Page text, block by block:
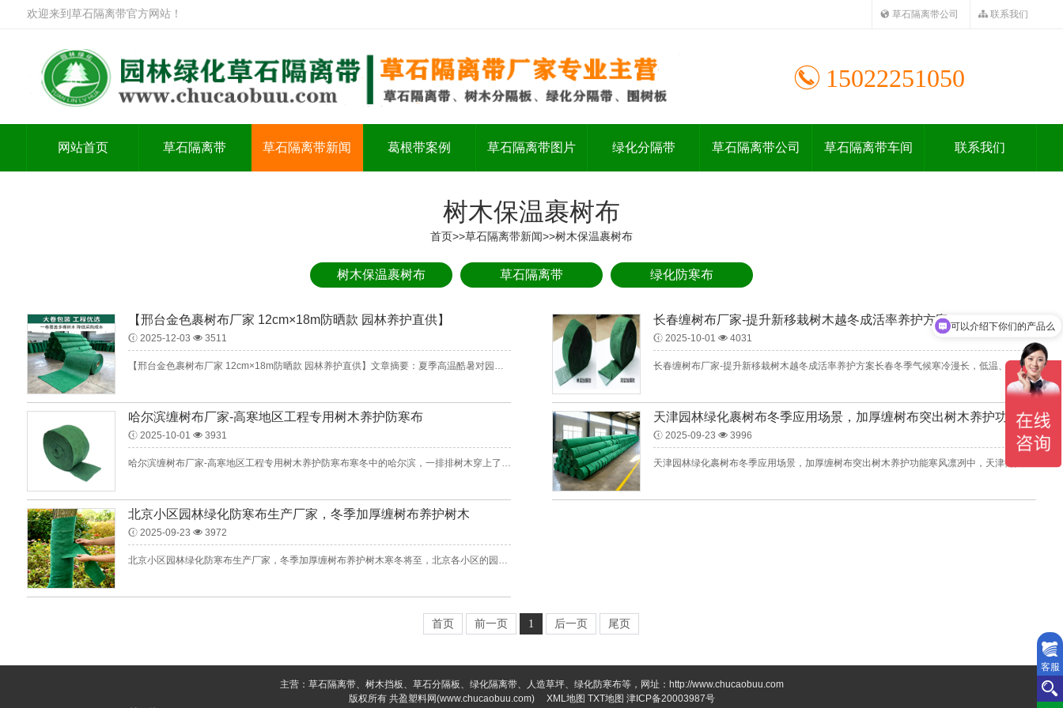
欢迎来到草石隔离带官方网站！ 草石隔离带公司 联系我们
15022251050
网站首页 草石隔离带 草石隔离带新闻 葛根带案例 草石隔离带图片 绿化分隔带 草石隔离带公司 草石隔离带车间 联系我们
树木保温裹树布
首页>>草石隔离带新闻>>树木保温裹树布
树木保温裹树布 草石隔离带 绿化防寒布
【邢台金色裹树布厂家 12cm×18m防晒款 园林养护直供】
2025-12-03 3511
【邢台金色裹树布厂家 12cm×18m防晒款 园林养护直供】文章摘要：夏季高温酷暑对园林树木同样构成挑战。本文聚焦于由邢台厂家直接供应的规格为12厘米宽、18米长的金色防晒款裹树布，深入分析其在树木夏季养护中抵抗日灼、减少水分蒸发的独特功效，并介绍其科学的应用方法，为夏季绿化养护提供专业解决方案。一、夏季树木的“...
长春缠树布厂家-提升新移栽树木越冬成活率养护方案
2025-10-01 4031
长春缠树布厂家-提升新移栽树木越冬成活率养护方案长春冬季气候寒冷漫长，低温、大风及昼夜温差大的环境，对新移栽树木的生存是极大考验。新移栽树木根系尚未完全扎稳，吸水吸肥能力较弱，树皮易受冻裂、风干损伤，进而导致成活率大幅下降。科学的越冬养护方案是解决这一问题的关键，其中缠树布的合理选用与规范操作，...
哈尔滨缠树布厂家-高寒地区工程专用树木养护防寒布
2025-10-01 3931
哈尔滨缠树布厂家-高寒地区工程专用树木养护防寒布寒冬中的哈尔滨，一排排树木穿上了统一的“保暖衣”，成为冰天雪地中独特的风景线。在北国冰城哈尔滨，每当严寒冬季来临，园林工作者们就开始为树木准备越冬装备。传统护树方式如草绳、塑料薄膜已逐渐被现代技术取代，一种专业的树木养护防寒布正成为高寒地区园林养护的新宠...
天津园林绿化裹树布冬季应用场景，加厚缠树布突出树木养护功能
2025-09-23 3996
北京小区园林绿化防寒布生产厂家，冬季加厚缠树布养护树木
2025-09-23 3972
北京小区园林绿化防寒布生产厂家，冬季加厚缠树布养护树木寒冬将至，北京各小区的园林绿化养护工作即将展开，其中树木防寒是确保植物安全过冬的关键环节。随着冬季来临，北京地区气温逐渐下降，小区园林绿化树木面临着低温、干燥、大风等多重挑战。选择合适的防寒材料对树木进行保护，成为园林养护工作的重要任务。防寒布作...
首页 前一页 1 后一页 尾页
客服
主营：草石隔离带、树木挡板、草石分隔板、绿化隔离带、人造草坪、绿化防寒布等，网址：http://www.chucaobuu.com
版权所有 共盈塑料网(www.chucaobuu.com) XML地图 TXT地图 津ICP备20003987号
可以介绍下你们的产品么